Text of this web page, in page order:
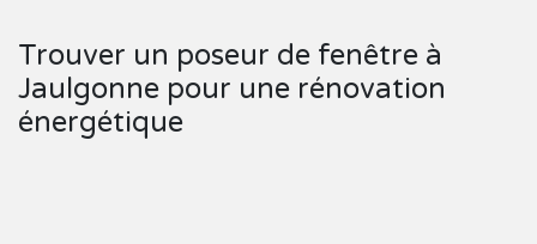
Trouver un poseur de fenêtre à
Jaulgonne pour une rénovation
énergétique